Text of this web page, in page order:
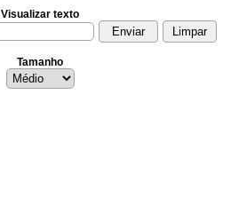
Visualizar texto
Tamanho